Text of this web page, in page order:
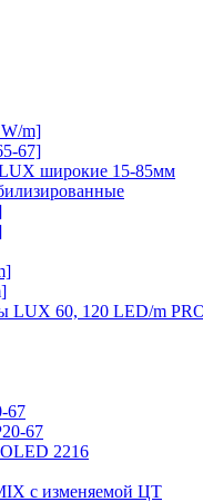
m]
67]
широкие 15-85мм
LUX 60, 120 LED/m
67
67
2216
с изменяемой ЦТ